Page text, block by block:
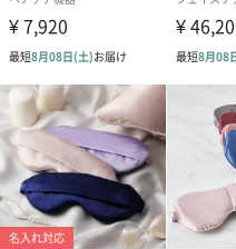
「Beapro（ビープロ）」
美顔ローラーを中心とした、
Bea=Beautyと
『Beapro（ビープロ）』。美